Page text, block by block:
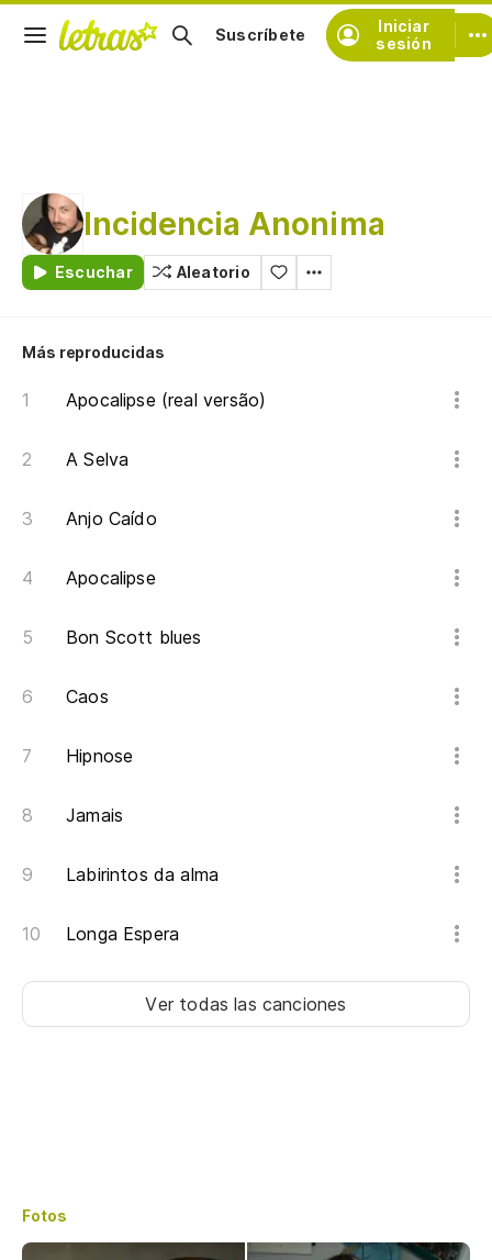
Iniciar
sesión
Suscríbete
Incidencia Anonima
Escuchar Aleatorio
Más reproducidas
Apocalipse (real versão)
A Selva
Anjo Caído
Apocalipse
Bon Scott blues
Caos
Hipnose
Jamais
Labirintos da alma
Longa Espera
Ver todas las canciones
Fotos